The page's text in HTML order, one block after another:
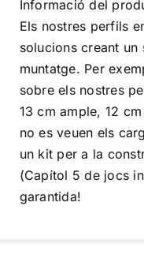
Informació del
Els nostres perfils
solucions creant un
muntatge. Per
sobre els nostres
13 cm ample, 12
no es veuen els
un kit per a la
(Capítol 5 de jocs
garantida!